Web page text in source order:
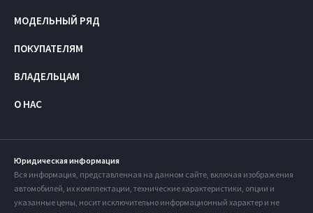
МОДЕЛЬНЫЙ РЯД
ПОКУПАТЕЛЯМ
ВЛАДЕЛЬЦАМ
О НАС
Юридическая информация
Вся информация, представленная на данном сайте, включая изображения
автомобилей, их комплектации, технические характеристики, опции и
указанные цены, носит исключительно информационный характер и не